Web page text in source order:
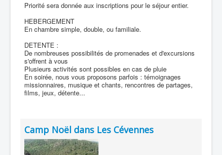
Priorité sera donnée aux inscriptions pour le séjour entier.
HEBERGEMENT
En chambre simple, double, ou familiale.
DETENTE :
De nombreuses possibilités de promenades et d'excursions
s'offrent à vous
Plusieurs activités sont possibles en cas de pluie
En soirée, nous vous proposons parfois : témoignages
missionnaires, musique et chants, rencontres de partages,
films, jeux, détente...
Camp Noël dans Les Cévennes